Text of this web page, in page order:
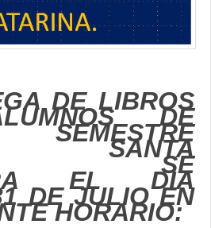
DE LIBROS
DE
SEMESTRE
SANTA
SE
EL DIA
DE JULIO EN
HORARIO: